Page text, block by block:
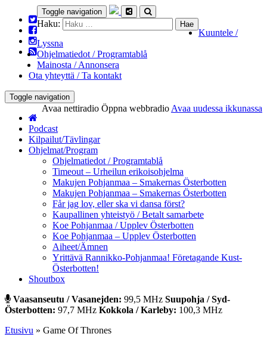
Toggle navigation
Haku:
Kuuntele /
Lyssna
Ohjelmatiedot / Programtablå
Mainosta / Annonsera
Ota yhteyttä / Ta kontakt
Toggle navigation
Avaa nettiradio Öppna webbradio Avaa uudessa ikkunassa
Podcast
Kilpailut/Tävlingar
Ohjelmat/Program
Ohjelmatiedot / Programtablå
Timeout – Urheilun erikoisohjelma
Makujen Pohjanmaa – Smakernas Österbotten
Makujen Pohjanmaa – Smakernas Österbotten
Får jag lov, eller ska vi dansa först?
Kaupallinen yhteistyö / Betalt samarbete
Koe Pohjanmaa / Upplev Österbotten
Koe Pohjanmaa – Upplev Österbotten
Aiheet/Ämnen
Yrittävä Rannikko-Pohjanmaa! Företagande Kust-
Österbotten!
Shoutbox
Vaasanseutu / Vasanejden: 99,5 MHz Suupohja / Syd-
Österbotten: 97,7 MHz Kokkola / Karleby: 100,3 MHz
Etusivu » Game Of Thrones